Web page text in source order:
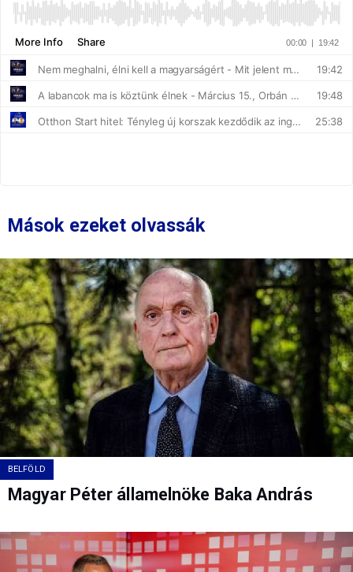
Mások ezeket olvassák
BELFÖLD
Magyar Péter államelnöke Baka András